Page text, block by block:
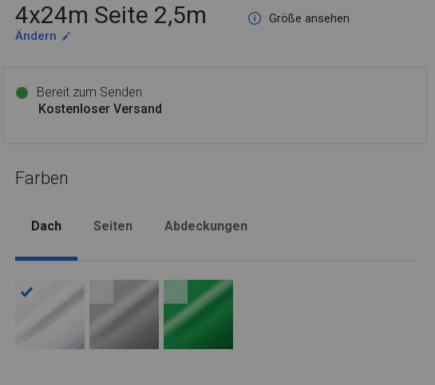
4x24m Seite 2,5m
Größe ansehen
Ändern
Bereit zum Senden
Kostenloser Versand
Farben
Dach Seiten Abdeckungen